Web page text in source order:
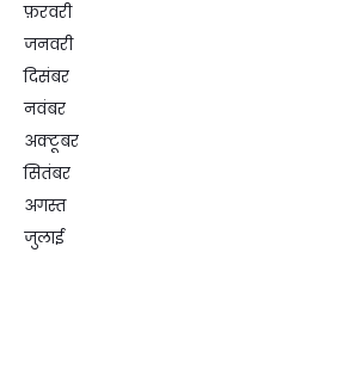
फ़रवरी
जनवरी
दिसंबर
नवंबर
अक्टूबर
सितंबर
अगस्त
जुलाई